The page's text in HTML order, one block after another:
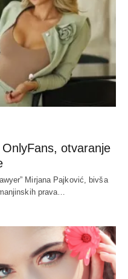
otvaranje
Mirjana Pajković, bivša
prava…